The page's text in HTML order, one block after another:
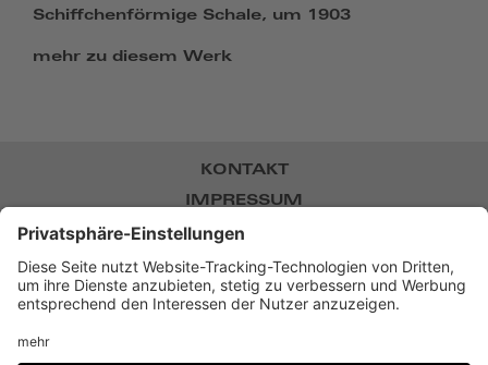
Schiffchenförmige Schale, um 1903
mehr zu diesem Werk
KONTAKT
IMPRESSUM
DATENSCHUTZ
NEWSLETTER
BARRIEREFREIHEIT